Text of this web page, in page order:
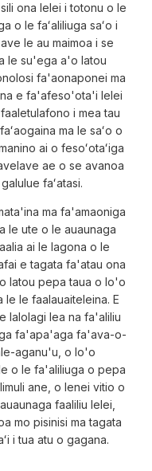
ona lelei i totonu o le
o le faʻaliliuga saʻo i
le au maimoa i se
le su'ega a'o latou
fa'aonaponei ma
e fa'afeso'ota'i lelei
i mea tau
ma le saʻo o
ai o fesoʻotaʻiga
ae o se avanoa
faʻatasi.
ma fa'amaoniga
le ute o le auaunaga
ai le lagona o le
e tagata fa'atau ona
latou pepa taua o lo'o
le faalauaiteleina. E
lalolagi lea na fa'aliliu
fa'apa'aga fa'ava-o-
aganu'u, o lo'o
o le fa'aliliuga o pepa
ane, o lenei vitio o
faaliliu lelei,
mo pisinisi ma tagata
i tua atu o gagana.